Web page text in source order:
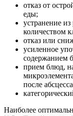
отказ от
еды;
устранение
количеством
отказ или
усиленное
содержанием
прием блюд,
после
Наиболее